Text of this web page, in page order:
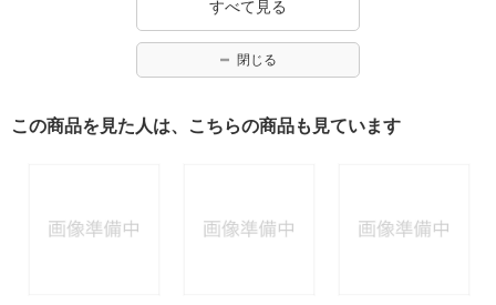
すべて見る
閉じる
この商品を見た人は、こちらの商品も見ています